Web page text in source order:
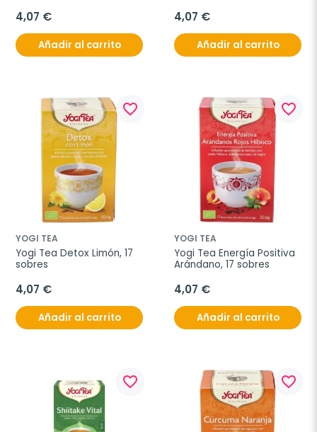
4,07 €
Añadir al carrito
4,07 €
Añadir al carrito
favorite_border
YOGI TEA
Yogi Tea Detox Limón, 17
sobres
4,07 €
Añadir al carrito
favorite_border
YOGI TEA
Yogi Tea Energía Positiva
Arándano, 17 sobres
4,07 €
Añadir al carrito
favorite_border favorite_border